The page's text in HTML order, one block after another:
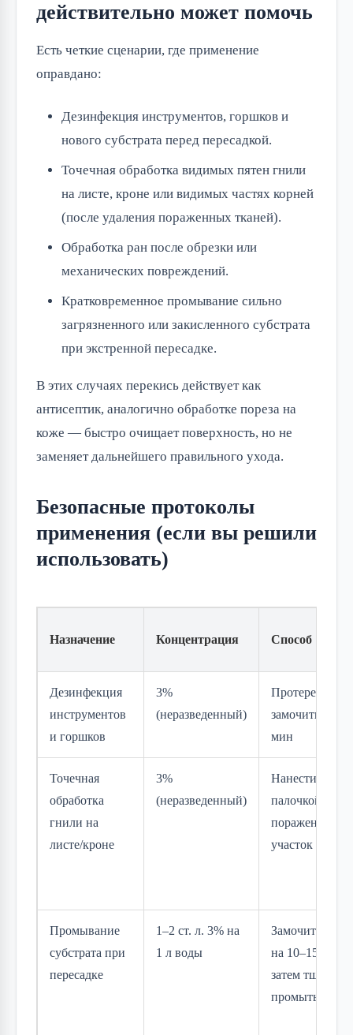
действительно может помочь
Есть четкие сценарии, где применение
оправдано:
Дезинфекция инструментов, горшков и
нового субстрата перед пересадкой.
Точечная обработка видимых пятен гнили
на листе, кроне или видимых частях корней
(после удаления пораженных тканей).
Обработка ран после обрезки или
механических повреждений.
Кратковременное промывание сильно
загрязненного или закисленного субстрата
при экстренной пересадке.
В этих случаях перекись действует как
антисептик, аналогично обработке пореза на
коже — быстро очищает поверхность, но не
заменяет дальнейшего правильного ухода.
Безопасные протоколы
применения (если вы решили
использовать)
Назначение Концентрация Способ
Дезинфекция
инструментов
и горшков
3%
(неразведенный)
Протереть или
замочить на
мин
Точечная
обработка
гнили на
листе/кроне
3%
(неразведенный)
Нанести
палочкой на
пораженный
участок
Промывание
субстрата при
пересадке
1–2 ст. л. 3% на
1 л воды
Замочить
на 10–15 мин,
затем
промыть